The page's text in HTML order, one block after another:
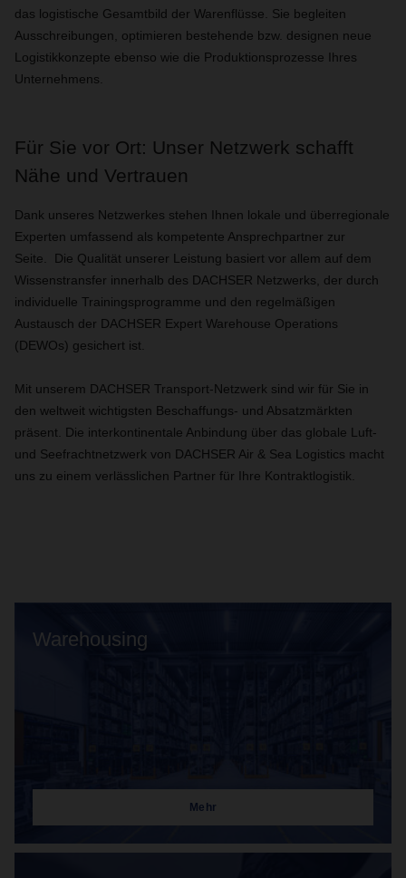
das logistische Gesamtbild der Warenflüsse. Sie begleiten
Ausschreibungen, optimieren bestehende bzw. designen neue
Logistikkonzepte ebenso wie die Produktionsprozesse Ihres
Unternehmens.
Für Sie vor Ort: Unser Netzwerk schafft
Nähe und Vertrauen
Dank unseres Netzwerkes stehen Ihnen lokale und überregionale
Experten umfassend als kompetente Ansprechpartner zur
Seite. Die Qualität unserer Leistung basiert vor allem auf dem
Wissenstransfer innerhalb des DACHSER Netzwerks, der durch
individuelle Trainingsprogramme und den regelmäßigen
Austausch der DACHSER Expert Warehouse Operations
(DEWOs) gesichert ist.
Mit unserem DACHSER Transport-Netzwerk sind wir für Sie in
den weltweit wichtigsten Beschaffungs- und Absatzmärkten
präsent. Die interkontinentale Anbindung über das globale Luft-
und Seefrachtnetzwerk von DACHSER Air & Sea Logistics macht
uns zu einem verlässlichen Partner für Ihre Kontraktlogistik.
Warehousing
Mehr